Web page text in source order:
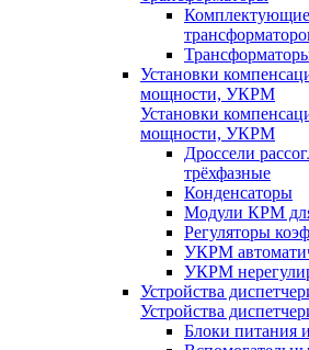
Комплектующие
Установки
мощности, УКРМ
Установки
мощности, УКРМ
Дроссели
трёхфазные
Конденсаторы
Модули КРМ
Регуляторы
УКРМ
УКРМ
Устройства
Устройства
Блоки питания